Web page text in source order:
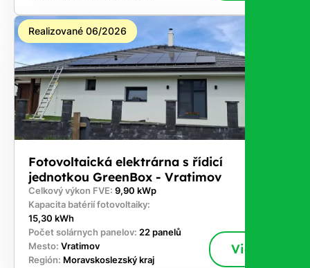
Realizované 06/2026
Fotovoltaická elektrárna s řídicí
jednotkou GreenBox - Vratimov
Celkový výkon FVE: 9,90 kWp
Kapacita batérií fotovoltaiky:
15,30 kWh
Počet solárnych panelov: 22 panelů
Mesto: Vratimov
Región: Moravskoslezský kraj
Viac